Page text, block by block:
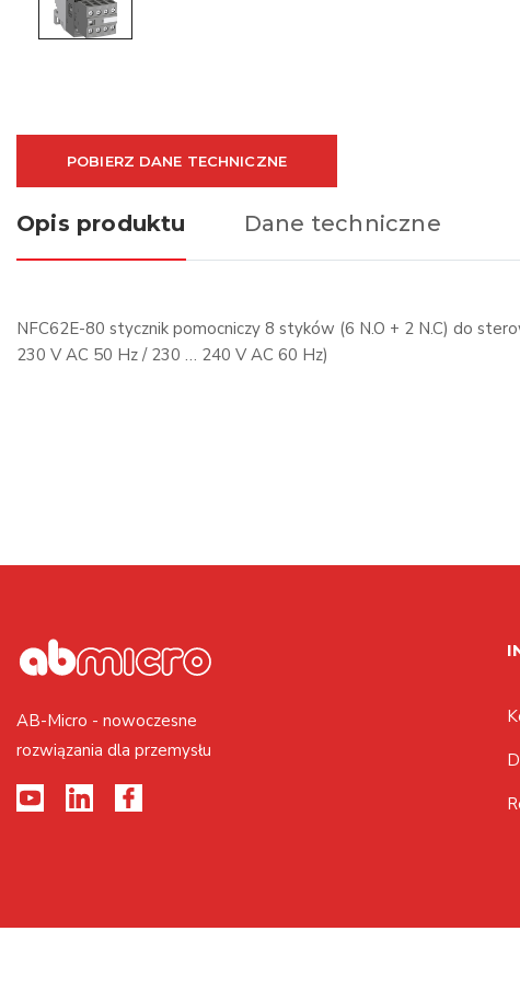
POBIERZ DANE TECHNICZNE
Opis produktu Dane techniczne
NFC62E-80 stycznik pomocniczy 8 styków (6 N.O + 2 N.C) do
230 V AC 50 Hz / 230 … 240 V AC 60 Hz)
AB-Micro - nowoczesne
rozwiązania dla przemysłu